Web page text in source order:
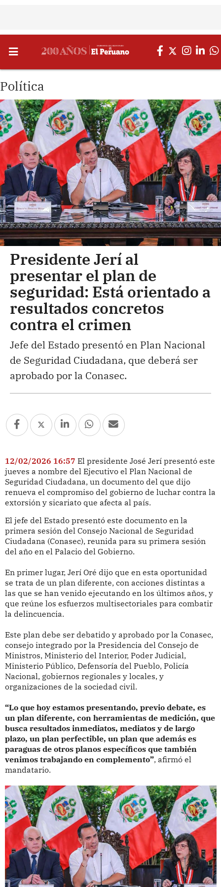
Política
Presidente Jerí al
presentar el plan de
seguridad: Está orientado a
resultados concretos
contra el crimen
Jefe del Estado presentó en Plan Nacional
de Seguridad Ciudadana, que deberá ser
aprobado por la Conasec.
12/02/2026 16:57 El presidente José Jerí presentó este
jueves a nombre del Ejecutivo el Plan Nacional de
Seguridad Ciudadana, un documento del que dijo
renueva el compromiso del gobierno de luchar contra la
extorsión y sicariato que afecta al país.
El jefe del Estado presentó este documento en la
primera sesión del Consejo Nacional de Seguridad
Ciudadana (Conasec), reunida para su primera sesión
del año en el Palacio del Gobierno.
En primer lugar, Jerí Oré dijo que en esta oportunidad
se trata de un plan diferente, con acciones distintas a
las que se han venido ejecutando en los últimos años, y
que reúne los esfuerzos multisectoriales para combatir
la delincuencia.
Este plan debe ser debatido y aprobado por la Conasec,
consejo integrado por la Presidencia del Consejo de
Ministros, Ministerio del Interior, Poder Judicial,
Ministerio Público, Defensoría del Pueblo, Policía
Nacional, gobiernos regionales y locales, y
organizaciones de la sociedad civil.
“Lo que hoy estamos presentando, previo debate, es
un plan diferente, con herramientas de medición, que
busca resultados inmediatos, mediatos y de largo
plazo, un plan perfectible, un plan que además es
paraguas de otros planos específicos que también
venimos trabajando en complemento”, afirmó el
mandatario.